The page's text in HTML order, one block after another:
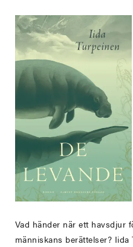
Vad händer när ett havsdjur
människans berättelser?